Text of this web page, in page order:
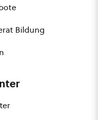
Bildung